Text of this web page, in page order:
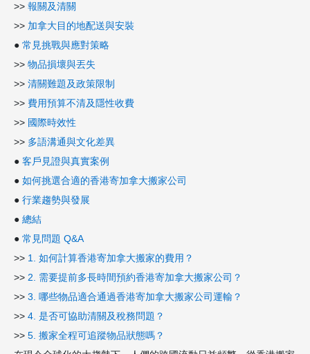
>> 報關及清關
>> 加拿大目的地配送與安裝
● 常見挑戰與應對策略
>> 物品損壞與丟失
>> 清關難題及政策限制
>> 費用預算不清及隱性收費
>> 國際時效性
>> 多語溝通與文化差異
● 客戶見證與真實案例
● 如何挑選合適的香港寄加拿大搬家公司
● 行業趨勢與發展
● 總結
● 常見問題 Q&A
>> 1. 如何計算香港寄加拿大搬家的費用？
>> 2. 需要提前多長時間預約香港寄加拿大搬家公司？
>> 3. 哪些物品適合通過香港寄加拿大搬家公司運輸？
>> 4. 是否可協助清關及稅務問題？
>> 5. 搬家全程可追蹤物品狀態嗎？